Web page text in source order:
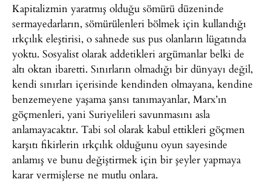
Kapitalizmin yaratmış olduğu sömürü düzeninde
sermayedarların, sömürülenleri bölmek için kullandığı
ırkçılık eleştirisi, o sahnede sus pus olanların lügatında
yoktu. Sosyalist olarak addetikleri argümanlar belki de
altı oktan ibaretti. Sınırların olmadığı bir dünyayı değil,
kendi sınırları içerisinde kendinden olmayana, kendine
benzemeyene yaşama şansı tanımayanlar, Marx’ın
göçmenleri, yani Suriyelileri savunmasını asla
anlamayacaktır. Tabi sol olarak kabul ettikleri göçmen
karşıtı fikirlerin ırkçılık olduğunu oyun sayesinde
anlamış ve bunu değiştirmek için bir şeyler yapmaya
karar vermişlerse ne mutlu onlara.